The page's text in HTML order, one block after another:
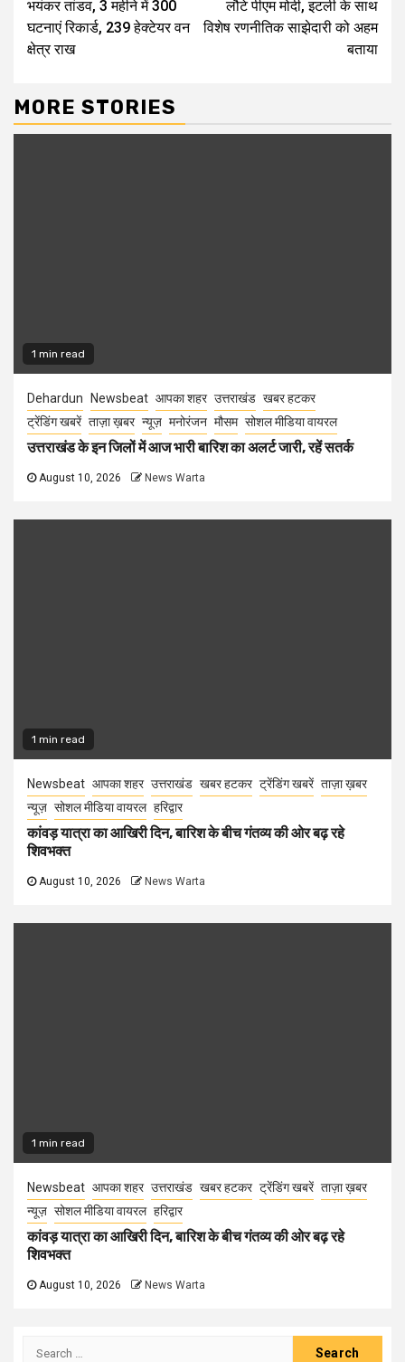
भयंकर तांडव, 3 महीने में 300
घटनाएं रिकार्ड, 239 हेक्टेयर वन
क्षेत्र राख
लौटे पीएम मोदी, इटली के साथ
विशेष रणनीतिक साझेदारी को अहम
बताया
MORE STORIES
1 min read
Dehardun Newsbeat आपका शहर उत्तराखंड खबर हटकर
ट्रेंडिंग खबरें ताज़ा ख़बर न्यूज़ मनोरंजन मौसम सोशल मीडिया वायरल
उत्तराखंड के इन जिलों में आज भारी बारिश का अलर्ट जारी, रहें सतर्क
August 10, 2026 News Warta
1 min read
Newsbeat आपका शहर उत्तराखंड खबर हटकर ट्रेंडिंग खबरें ताज़ा ख़बर
न्यूज़ सोशल मीडिया वायरल हरिद्वार
कांवड़ यात्रा का आखिरी दिन, बारिश के बीच गंतव्य की ओर बढ़ रहे
शिवभक्त
August 10, 2026 News Warta
1 min read
Newsbeat आपका शहर उत्तराखंड खबर हटकर ट्रेंडिंग खबरें ताज़ा ख़बर
न्यूज़ सोशल मीडिया वायरल हरिद्वार
कांवड़ यात्रा का आखिरी दिन, बारिश के बीच गंतव्य की ओर बढ़ रहे
शिवभक्त
August 10, 2026 News Warta
Search